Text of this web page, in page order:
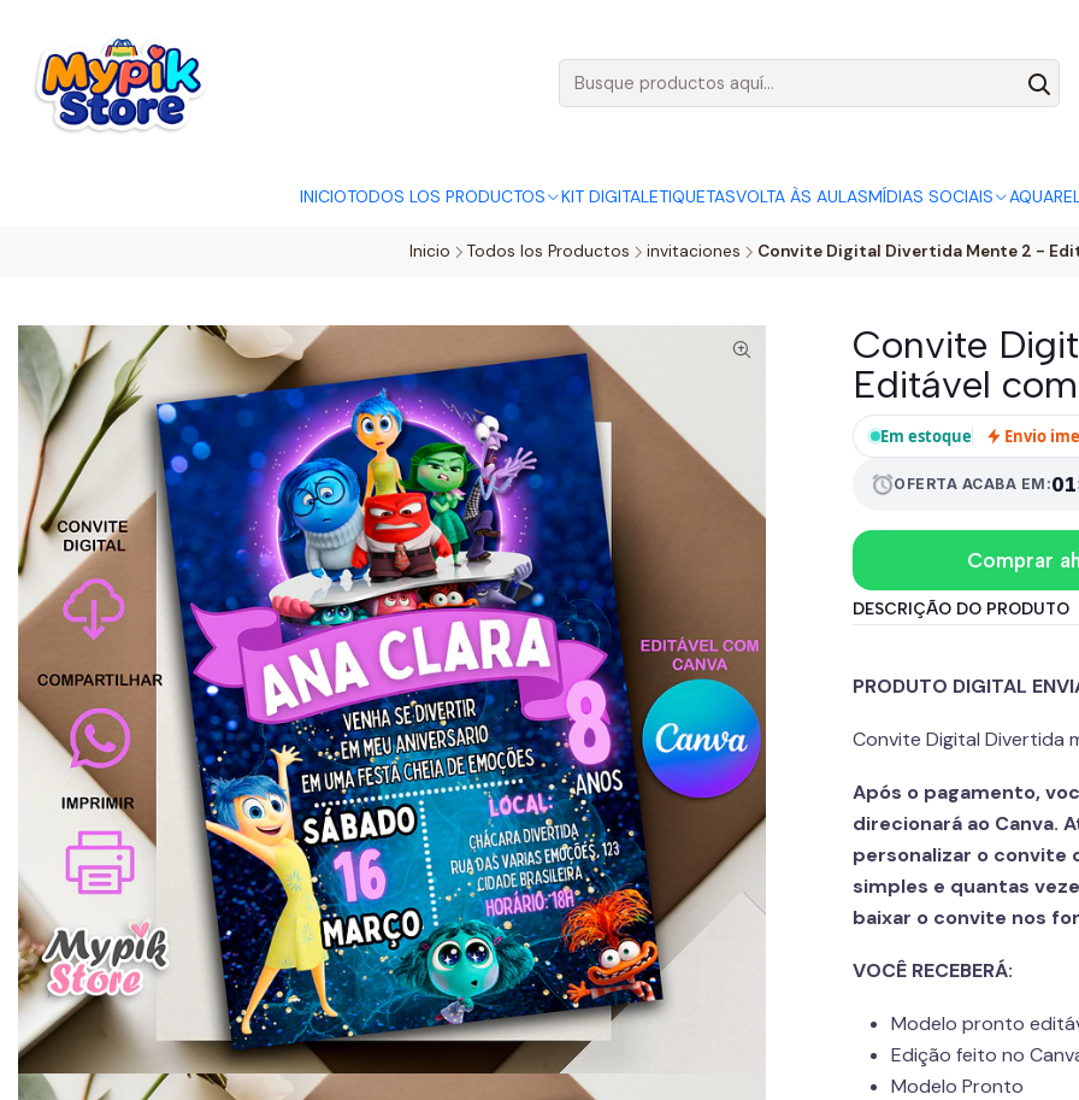
INICIOTODOS LOS PRODUCTOS KIT DIGITALETIQUETASVOLTA ÀS AULASMÍDIAS SOCIAIS
Inicio Todos los Productos invitaciones Convite Digital Divertida Mente 2 -
Convite
Editável
Em estoque Envio
alarmOFERTA ACABA EM:01
Comprar
DESCRIÇÃO DO PRODUTO
PRODUTO DIGITAL
Convite Digital Divertida
Após o pagamento,
direcionará ao Canva.
personalizar o convite
simples e quantas
baixar o convite nos
VOCÊ RECEBERÁ:
Modelo pronto
Edição feito no
Modelo Pronto